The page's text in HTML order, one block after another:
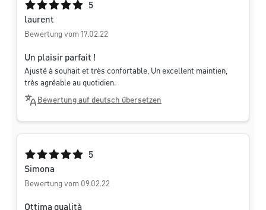
Durchschnittliche Bewertung von 5 von 5 Sternen
5
laurent
Bewertung vom 17.02.22
Un plaisir parfait !
Ajusté à souhait et très confortable, Un excellent maintien,
très agréable au quotidien.
Bewertung auf deutsch übersetzen
Durchschnittliche Bewertung von 5 von 5 Sternen
5
Simona
Bewertung vom 09.02.22
Ottima qualità